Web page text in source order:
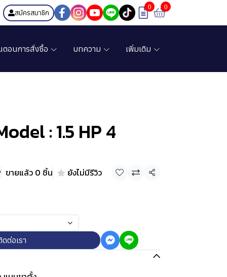
สมัครสมาชิก
0 0
ตอนการสั่งซื้อ บทความ เพิ่มเติม
: 1.5 HP 4
ขายแล้ว 0 ชิ้น ยังไม่มีรีวิว แชร์
ดต่อเรา